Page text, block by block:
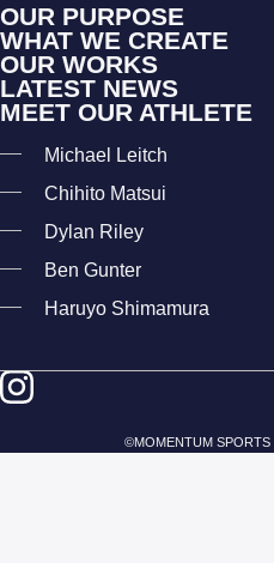
OUR PURPOSE
WHAT WE CREATE
OUR WORKS
LATEST NEWS
MEET OUR ATHLETE
Michael Leitch
Chihito Matsui
Dylan Riley
Ben Gunter
Haruyo Shimamura
©MOMENTUM SPORTS